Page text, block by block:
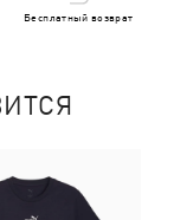
Бесплатный возврат